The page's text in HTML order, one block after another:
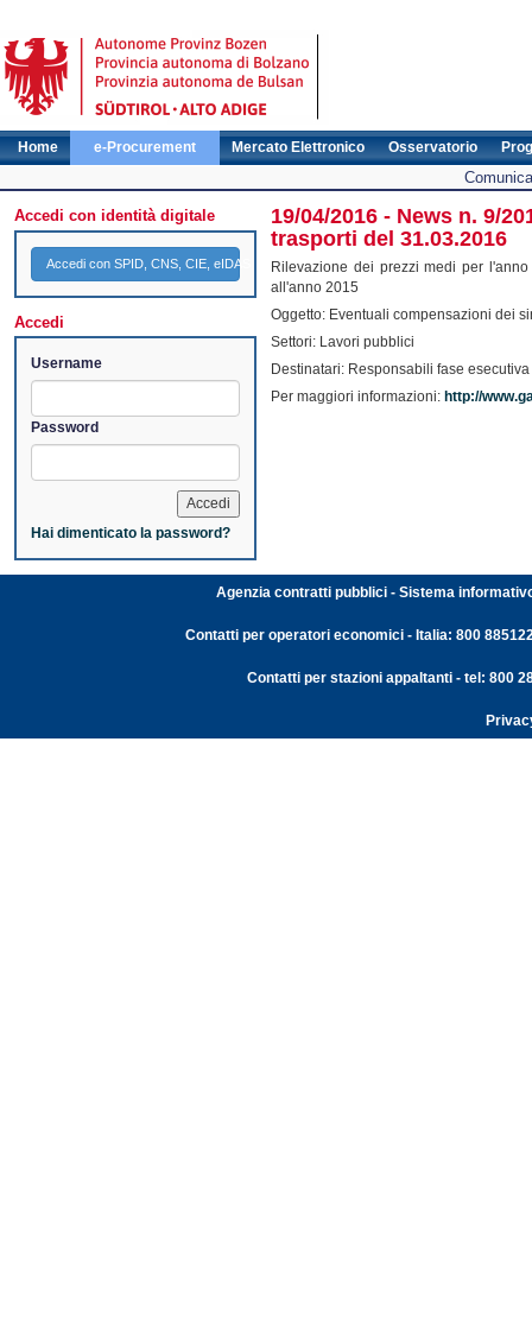
Home e-Procurement Mercato Elettronico Osservatorio
Accedi con identità digitale
Accedi con SPID, CNS, CIE, eIDAS
Accedi
Username
Password
Hai dimenticato la password?
19/04/2016 - News n. 9/
trasporti del 31.03.2016
Rilevazione dei prezzi medi per
all'anno 2015
Oggetto: Eventuali compensazioni dei
Settori: Lavori pubblici
Destinatari: Responsabili fase
Per maggiori informazioni: http://
Agenzia contratti pubblici - Sistema
Contatti per operatori economici - Italia: 800
Contatti per stazioni appaltanti - tel: 800